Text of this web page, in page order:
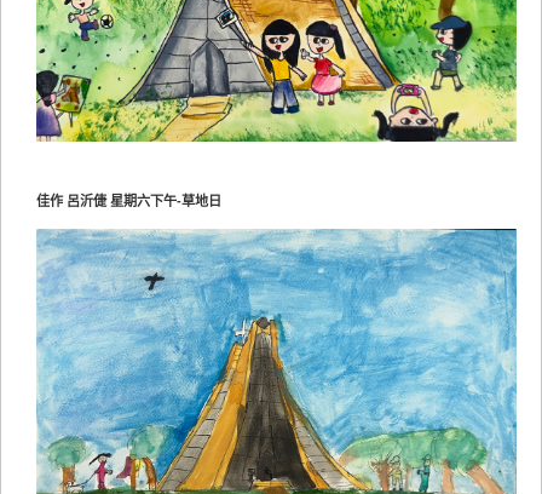
佳作 呂沂倢 星期六下午-草地日